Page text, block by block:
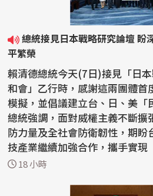
總統接見日本戰略研究論壇 盼深化台日合作促進印太和
平繁榮
賴清德總統今天(7日)接見「日
和會」乙行時，感謝這兩團體首
模擬，並倡議建立台、日、美「
總統強調，面對威權主義不斷擴
防力量及全社會防衛韌性，期盼
技產業繼續加強合作，攜手實現
洋」...
18 小時